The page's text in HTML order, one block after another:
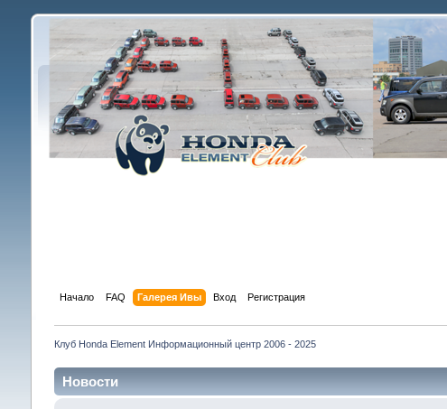
Начало FAQ Галерея Ивы Вход Регистрация
Клуб Honda Element Информационный центр 2006 - 2025
Новости